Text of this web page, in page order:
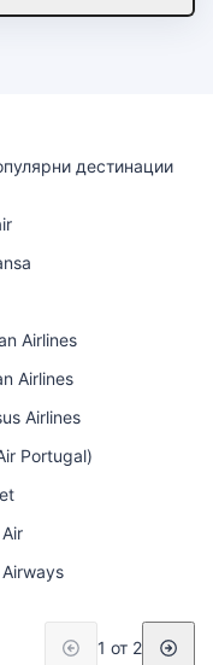
дестинации
Airlines
Airlines
Airlines
Portugal)
1 от 2